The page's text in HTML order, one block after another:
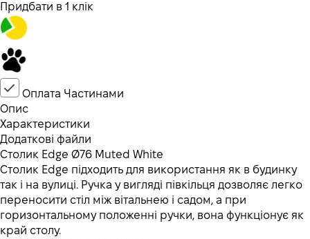
Придбати в 1 клік
Оплата Частинами
Опис
Характеристики
Додаткові файли
Столик Edge Ø76 Muted White
Столик Edge підходить для використання як в будинку
так і на вулиці. Ручка у вигляді півкільця дозволяє легко
переносити стіл між вітальнею і садом, а при
горизонтальному положенні ручки, вона функціонує як
край столу.